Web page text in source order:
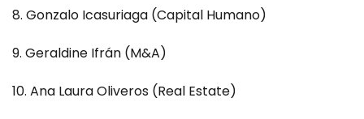
Gonzalo Icasuriaga (Capital Humano)
Geraldine Ifrán (M&A)
Ana Laura Oliveros (Real Estate)